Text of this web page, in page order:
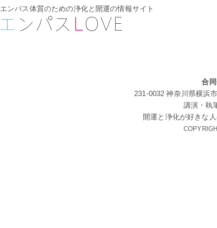
エンパス体質のための浄化と開運の情報サイト
合
231-0032 神奈川県横浜
講演・執
開運と浄化が好きな